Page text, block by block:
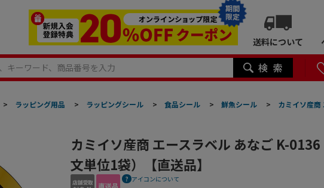
期間
限定
送料について
> ラッピング用品 > ラッピングシール > 食品シール > 鮮魚シール > カミイソ産
カミイソ産商 エースラベル あなご K-
文単位1袋）【直送品】
アイコンについて